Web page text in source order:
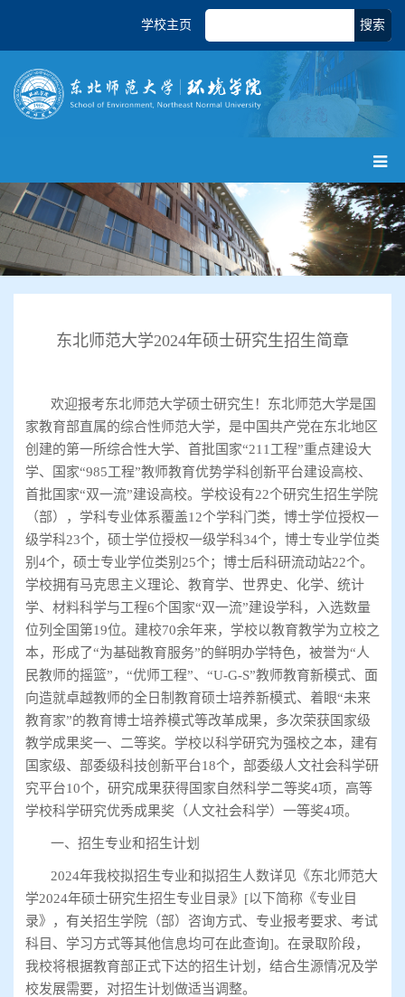
搜索
学校主页
东北师范大学2024年硕士研究生招生简章
欢迎报考东北师范大学硕士研究生！东北师范大学是国
家教育部直属的综合性师范大学，是中国共产党在东北地区
创建的第一所综合性大学、首批国家“211 工程”重点建设大
学、国家“985工程”教师教育优势学科创新平台建设高校、
首批国家“双一流”建设高校。学校设有22个研究生招生学院
（部），学科专业体系覆盖12个学科门类，博士学位授权一
级学科23个，硕士学位授权一级学科34个，博士专业学位类
别 4个，硕士专业学位类别 25个；博士后科研流动站22个。
学校拥有马克思主义理论、教育学、世界史、化学、统计
学、材料科学与工程6个国家“双一流”建设学科，入选数量
位列全国第19位。建校70余年来，学校以教育教学为立校之
本，形成了“为基础教育服务”的鲜明办学特色，被誉为“人
民教师的摇篮”， “优师工程”、 “U-G-S”教师教育新模式、面
向造就卓越教师的全日制教育硕士培养新模式、着眼“未来
教育家”的教育博士培养模式等改革成果，多次荣获国家级
教学成果奖一、二等奖。学校以科学研究为强校之本，建有
国家级、部委级科技创新平台18个，部委级人文社会科学研
究平台10个，研究成果获得国家自然科学二等奖4项，高等
学校科学研究优秀成果奖（人文社会科学）一等奖4项。
一、招生专业和招生计划
2024年我校拟招生专业和拟招生人数详见《东北师范大
学2024年硕士研究生招生专业目录》 [以下简称《专业目
录》，有关招生学院（部）咨询方式、专业报考要求、考试
科目、学习方式等其他信息均可在此查询]。在录取阶段，
我校将根据教育部正式下达的招生计划，结合生源情况及学
校发展需要，对招生计划做适当调整。